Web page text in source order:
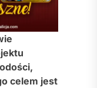
celem jest